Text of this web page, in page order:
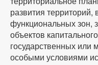
ГЕРОИ Z
КАТАЛОГ УСЛУГ
СЛУЖБА ПО
развития территорий,
функциональных зон,
объектов
государственных или
особыми условиями